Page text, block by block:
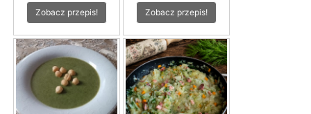
Zobacz przepis! Zobacz przepis!